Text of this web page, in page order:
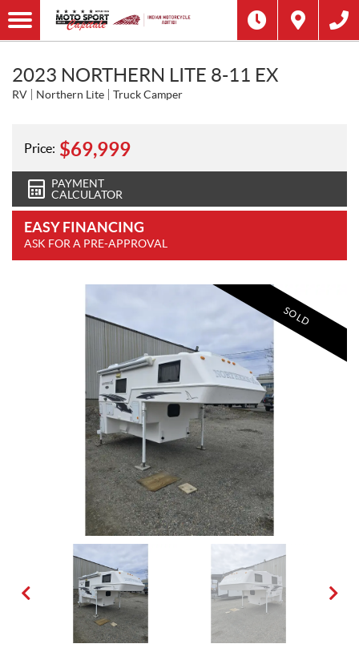
2023 NORTHERN LITE 8-11 EX
RV Northern Lite Truck Camper
Price: $69,999
PAYMENT
CALCULATOR
EASY FINANCING
ASK FOR A PRE-APPROVAL
SOLD